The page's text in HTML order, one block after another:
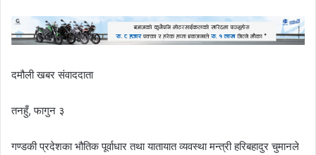
दमौली खबर संवाददाता
तनहुँ, फागुन ३
गण्डकी प्रदेशका भौतिक पूर्वाधार तथा यातायात व्यवस्था मन्त्री हरिबहादुर चुमानले